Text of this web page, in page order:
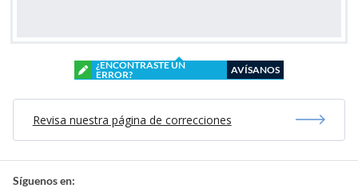
¿ENCONTRASTE UN
ERROR?
AVÍSANOS
Revisa nuestra página de correcciones
Síguenos en: